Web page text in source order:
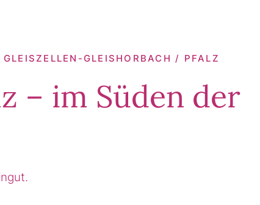
GLEISHORBACH / PFALZ
– im Süden der